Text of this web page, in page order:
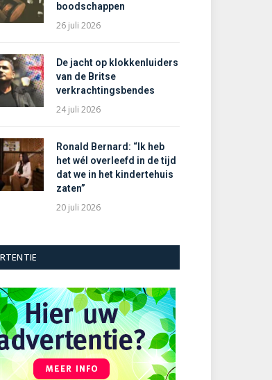
boodschappen
26 juli 2026
De jacht op klokkenluiders
van de Britse
verkrachtingsbendes
24 juli 2026
Ronald Bernard: “Ik heb
het wél overleefd in de tijd
dat we in het kindertehuis
zaten”
20 juli 2026